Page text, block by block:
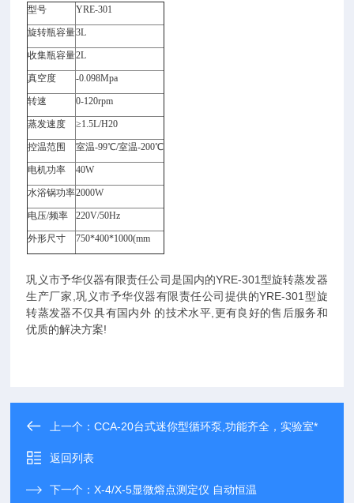
型号 YRE-301
旋转瓶容量3L
收集瓶容量2L
真空度 -0.098Mpa
转速 0-120rpm
蒸发速度 ≥1.5L/H20
控温范围 室温-99℃/室温-200℃
电机功率 40W
水浴锅功率2000W
电压/频率 220V/50Hz
外形尺寸 750*400*1000(mm
巩义市予华仪器有限责任公司是国内的YRE-301型旋转蒸发器
生产厂家,巩义市予华仪器有限责任公司提供的YRE-301型旋
转蒸发器不仅具有国内外 的技术水平,更有良好的售后服务和
优质的解决方案!
上一个：CCA-20台式迷你型循环泵,功能齐全，实验室*
返回列表
下一个：X-4/X-5显微熔点测定仪 自动恒温